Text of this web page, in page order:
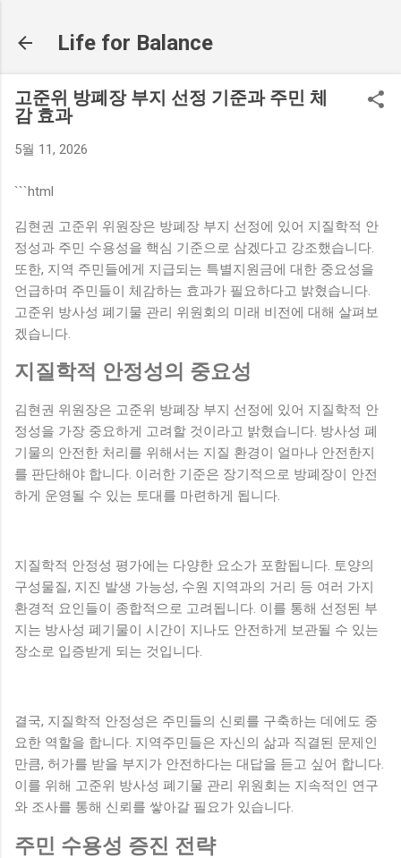
Life for Balance
고준위 방폐장 부지 선정 기준과 주민 체
감 효과
5월 11, 2026
```html
김현권 고준위 위원장은 방폐장 부지 선정에 있어 지질학적 안
정성과 주민 수용성을 핵심 기준으로 삼겠다고 강조했습니다.
또한, 지역 주민들에게 지급되는 특별지원금에 대한 중요성을
언급하며 주민들이 체감하는 효과가 필요하다고 밝혔습니다.
고준위 방사성 폐기물 관리 위원회의 미래 비전에 대해 살펴보
겠습니다.
지질학적 안정성의 중요성
김현권 위원장은 고준위 방폐장 부지 선정에 있어 지질학적 안
정성을 가장 중요하게 고려할 것이라고 밝혔습니다. 방사성 폐
기물의 안전한 처리를 위해서는 지질 환경이 얼마나 안전한지
를 판단해야 합니다. 이러한 기준은 장기적으로 방폐장이 안전
하게 운영될 수 있는 토대를 마련하게 됩니다.
지질학적 안정성 평가에는 다양한 요소가 포함됩니다. 토양의
구성물질, 지진 발생 가능성, 수원 지역과의 거리 등 여러 가지
환경적 요인들이 종합적으로 고려됩니다. 이를 통해 선정된 부
지는 방사성 폐기물이 시간이 지나도 안전하게 보관될 수 있는
장소로 입증받게 되는 것입니다.
결국, 지질학적 안정성은 주민들의 신뢰를 구축하는 데에도 중
요한 역할을 합니다. 지역주민들은 자신의 삶과 직결된 문제인
만큼, 허가를 받을 부지가 안전하다는 대답을 듣고 싶어 합니다.
이를 위해 고준위 방사성 폐기물 관리 위원회는 지속적인 연구
와 조사를 통해 신뢰를 쌓아갈 필요가 있습니다.
주민 수용성 증진 전략